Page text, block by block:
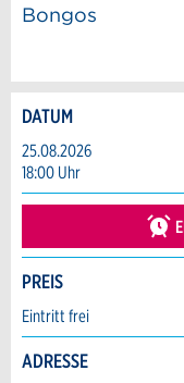
Bongos
Anzeige
Ihr Feedback
Allgemeines
Anzeige nicht
Anzeige
Anzeige
Empfehlen Sie
Anzahl der
Vorname /
DATUM
25.08.2026
18:00 Uhr
PREIS
Eintritt frei
ADRESSE